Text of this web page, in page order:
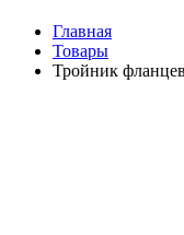
Главная
Товары
Тройник